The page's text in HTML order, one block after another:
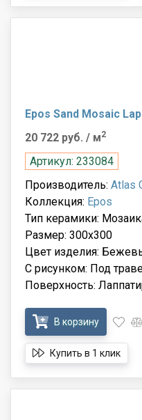
Epos Sand Mosaic
20 722 руб. / м2
Артикул: 233084
Производитель: Atlas
Коллекция: Epos
Тип керамики:
Размер: 300x300
Цвет изделия:
С рисунком: Под
Поверхность:
В корзину
Купить в 1 клик